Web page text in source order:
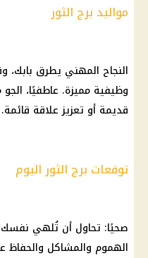
مواليد برج الثور
النجاح المهني يطرق
وظيفية مميزة. عاطفيًا،
قديمة أو تعزيز علاقة قائمة.
توقعات برج الثور اليوم
صحيًا: تحاول أن تُلهي
الهموم والمشاكل